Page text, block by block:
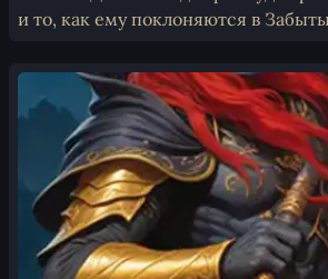
и то, как ему поклоняются в